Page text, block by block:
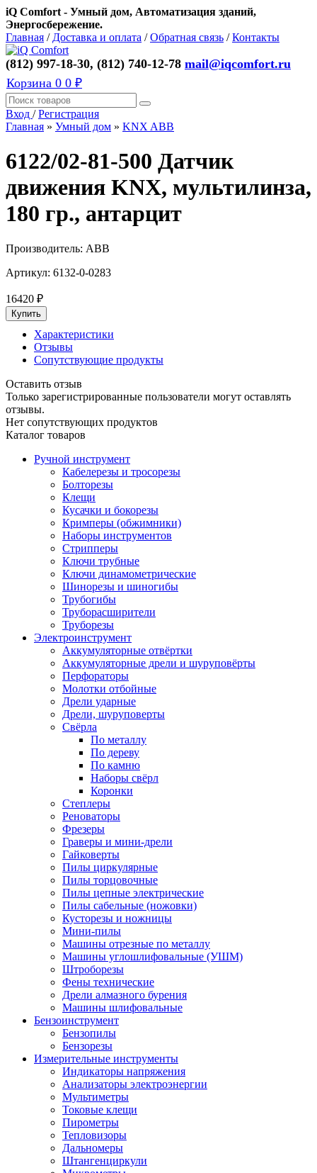
iQ Comfort - Умный дом, Автоматизация зданий,
Энергосбережение.
Главная / Доставка и оплата /Обратная связь /Контакты
(812) 997-18-30, (812) 740-12-78 mail@iqcomfort.ru
Корзина 0 0 ₽
Вход /Регистрация
Главная » Умный дом » KNX ABB
6122/02-81-500 Датчик
движения KNX, мультилинза,
180 гр., антарцит
Производитель: ABB
Артикул: 6132-0-0283
16420 ₽
Характеристики
Отзывы
Сопутствующие продукты
Оставить отзыв
Только зарегистрированные пользователи могут оставлять
отзывы.
Нет сопутствующих продуктов
Каталог товаров
Ручной инструмент
Кабелерезы и тросорезы
Болторезы
Клещи
Кусачки и бокорезы
Кримперы (обжимники)
Наборы инструментов
Стрипперы
Ключи трубные
Ключи динамометрические
Шинорезы и шиногибы
Трубогибы
Труборасширители
Труборезы
Электроинструмент
Аккумуляторные отвёртки
Аккумуляторные дрели и шуруповёрты
Перфораторы
Молотки отбойные
Дрели ударные
Дрели, шуруповерты
Свёрла
По металлу
По дереву
По камню
Наборы свёрл
Коронки
Степлеры
Реноваторы
Фрезеры
Граверы и мини-дрели
Гайковерты
Пилы циркулярные
Пилы торцовочные
Пилы цепные электрические
Пилы сабельные (ножовки)
Кусторезы и ножницы
Мини-пилы
Машины отрезные по металлу
Машины углошлифовальные (УШМ)
Штроборезы
Фены технические
Дрели алмазного бурения
Машины шлифовальные
Бензоинструмент
Бензопилы
Бензорезы
Измерительные инструменты
Индикаторы напряжения
Анализаторы электроэнергии
Мультиметры
Токовые клещи
Пирометры
Тепловизоры
Дальномеры
Штангенциркули